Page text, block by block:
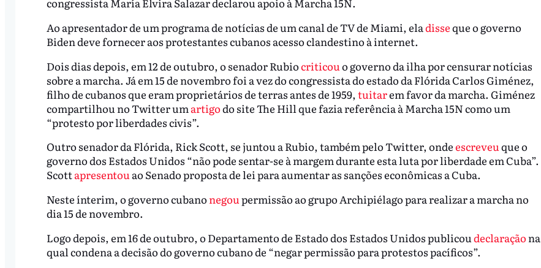
Ao apresentador de um programa de notícias de um canal de TV de Miami, eladisseque o governo
Biden deve fornecer aos protestantes cubanos acesso clandestino à internet.
Dois dias depois, em 12 de outubro, o senador Rubiocriticou o governo da ilha por censurar notícias
sobre a marcha. Já em 15 de novembro foi a vez do congressista do estado da Flórida Carlos Giménez,
filho de cubanos que eram proprietários de terras antes de 1959, tuitarem favor da marcha. Giménez
compartilhou no Twitter um artigodo site The Hill que fazia referência à Marcha 15N como um
“protesto por liberdades civis”.
Outro senador da Flórida, Rick Scott, se juntou a Rubio, também pelo Twitter, ondeescreveuque o
governo dos Estados Unidos “não pode sentar-se à margem durante esta luta por liberdade em Cuba”.
Scottapresentouao Senado proposta de lei para aumentar as sanções econômicas a Cuba.
Neste ínterim, o governo cubano negoupermissão ao grupo Archipiélago para realizar a marcha no
dia 15 de novembro.
Logo depois, em 16 de outubro, o Departamento de Estado dos Estados Unidos publicoudeclaração na
qual condena a decisão do governo cubano de “negar permissão para protestos pacíficos”.